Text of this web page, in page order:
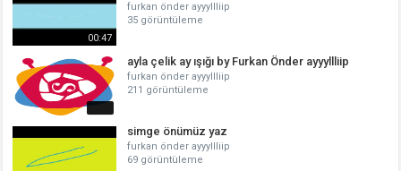
00:47
furkan önder ayyyllliip
35 görüntüleme
ayla çelik ay ışığı by Furkan Önder ayyyllliip
furkan önder ayyyllliip
211 görüntüleme
simge önümüz yaz
furkan önder ayyyllliip
69 görüntüleme